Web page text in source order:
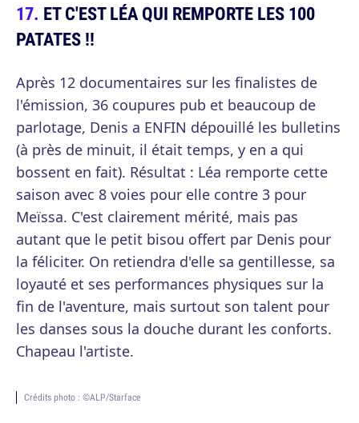
ET C'EST LÉA QUI REMPORTE LES 100
PATATES !!
Après 12 documentaires sur les finalistes de
l'émission, 36 coupures pub et beaucoup de
parlotage, Denis a ENFIN dépouillé les bulletins
(à près de minuit, il était temps, y en a qui
bossent en fait). Résultat : Léa remporte cette
saison avec 8 voies pour elle contre 3 pour
Meïssa. C'est clairement mérité, mais pas
autant que le petit bisou offert par Denis pour
la féliciter. On retiendra d'elle sa gentillesse, sa
loyauté et ses performances physiques sur la
fin de l'aventure, mais surtout son talent pour
les danses sous la douche durant les conforts.
Chapeau l'artiste.
Crédits photo : ©ALP/Starface